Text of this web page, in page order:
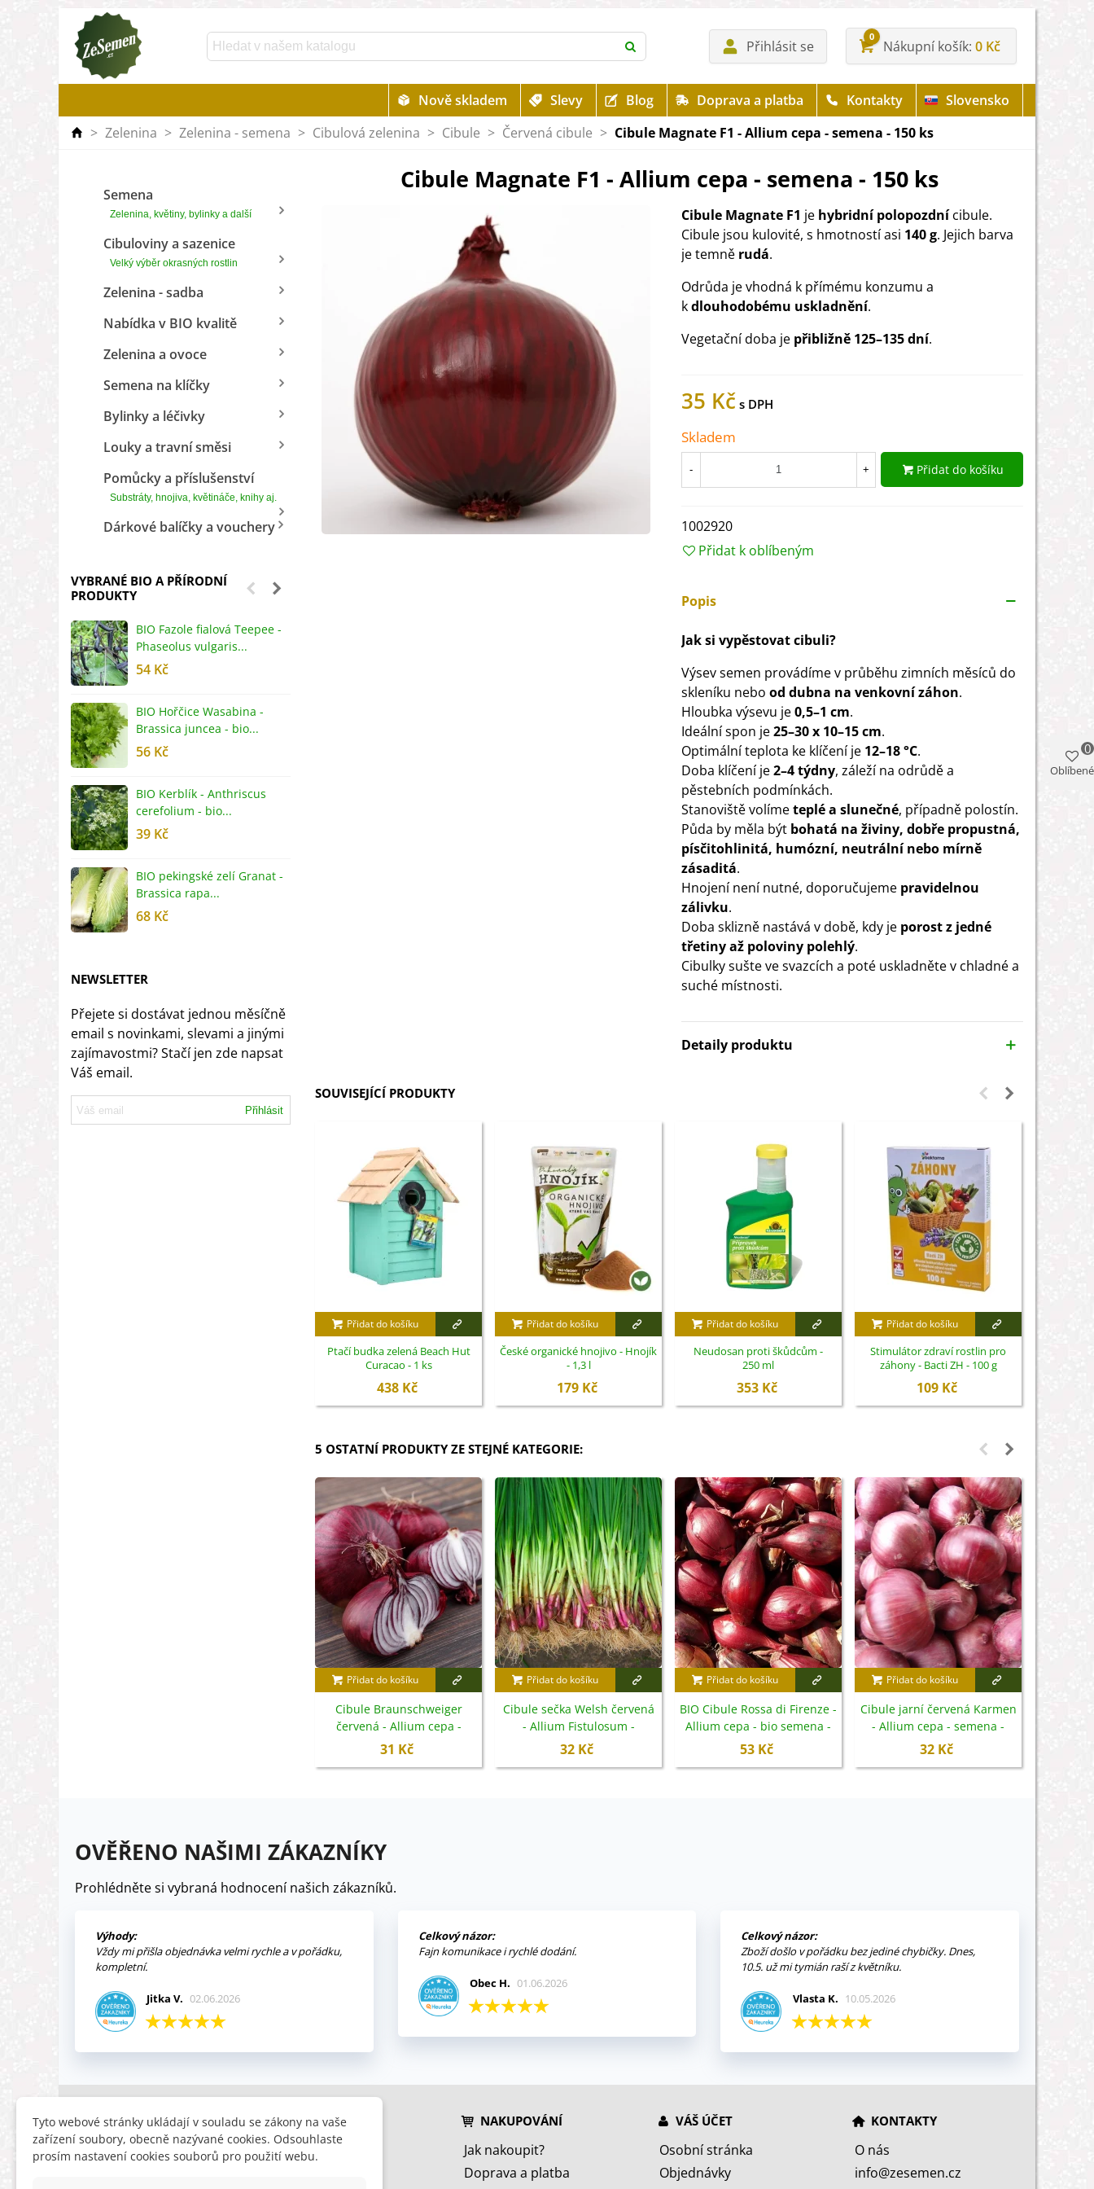
Přihlásit se
0
Nákupní košík 0 Kč
Nově skladem Slevy Blog Doprava a platba Kontakty
Slovensko
> Zelenina > Zelenina - semena > Cibulová zelenina > Cibule > Červená cibule > Cibule Magnate F1 - Allium cepa - semena - 150 ks
Semena
Zelenina, květiny, bylinky a další
Cibuloviny a sazenice
Velký výběr okrasných rostlin
Zelenina - sadba
Nabídka v BIO kvalitě
Zelenina a ovoce
Semena na klíčky
Bylinky a léčivky
Louky a travní směsi
Pomůcky a příslušenství
Substráty, hnojiva, květináče, knihy aj.
Dárkové balíčky a vouchery
VYBRANÉ BIO A PŘÍRODNÍ
PRODUKTY
BIO Fazole fialová Teepee -
Phaseolus vulgaris...
54 Kč
BIO Hořčice Wasabina -
Brassica juncea - bio...
56 Kč
BIO Kerblík - Anthriscus
cerefolium - bio...
39 Kč
BIO pekingské zelí Granat -
Brassica rapa...
68 Kč
NEWSLETTER
Přejete si dostávat jednou měsíčně
email s novinkami, slevami a jinými
zajímavostmi? Stačí jen zde napsat
Váš email.
Přihlásit
Cibule Magnate F1 - Allium cepa - semena - 150 ks
Cibule Magnate F1 je hybridní polopozdnícibule.
Cibule jsou kulovité, s hmotností asi 140 g. Jejich barva
je temně rudá.
Odrůda je vhodná k přímému konzumu a
kdlouhodobému uskladnění.
Vegetační doba je přibližně 125–135 dní.
35 Kč
Skladem
- + Přidat do košíku
1002920
Přidat k oblíbeným
Popis
Jak si vypěstovat cibuli?
Výsev semen provádíme v průběhu zimních měsíců do
skleníku nebo od dubna na venkovní záhon.
Hloubka výsevu je0,5–1 cm.
Ideální spon je25–30 x 10–15 cm.
Optimální teplota ke klíčení je 12–18 °C.
Doba klíčení je2–4 týdny, záleží na odrůdě a
pěstebních podmínkách.
Stanoviště volímeteplé a slunečné, případně polostín.
Půda by měla být bohatá na živiny, dobře propustná,
písčitohlinitá, humózní, neutrální nebo mírně
zásaditá.
Hnojení není nutné, doporučujeme pravidelnou
zálivku.
Doba sklizně nastává v době, kdy je porost z jedné
třetiny až poloviny polehlý.
Cibulky sušte ve svazcích a poté uskladněte v chladné a
suché místnosti.
Detaily produktu
SOUVISEJÍCÍ PRODUKTY
Přidat do košíku
Ptačí budka zelená Beach Hut
Curacao - 1 ks
438 Kč
Přidat do košíku
České organické hnojivo - Hnojík
- 1,3 l
179 Kč
Přidat do košíku
Neudosan proti škůdcům -
250 ml
353 Kč
Přidat do košíku
Stimulátor zdraví rostlin pro
záhony - Bacti ZH - 100 g
109 Kč
5 OSTATNÍ PRODUKTY ZE STEJNÉ KATEGORIE:
Přidat do košíku
Cibule Braunschweiger
červená - Allium cepa -
semena - 250 ks
31 Kč
Přidat do košíku
Cibule sečka Welsh červená
- Allium Fistulosum -
semena - 400 ks
32 Kč
Přidat do košíku
BIO Cibule Rossa di Firenze -
Allium cepa - bio semena -
100 ks
53 Kč
Přidat do košíku
Cibule jarní červená Karmen
- Allium cepa - semena -
200 ks
32 Kč
OVĚŘENO NAŠIMI ZÁKAZNÍKY
Prohlédněte si vybraná hodnocení našich zákazníků.
Výhody:
Vždy mi přišla objednávka velmi rychle a v pořádku,
kompletní.
Jitka V. 02.06.2026
Celkový názor:
Fajn komunikace i rychlé dodání.
Obec H. 01.06.2026
Celkový názor:
Zboží došlo v pořádku bez jediné chybičky. Dnes,
10.5. už mi tymián raší z květníku.
Vlasta K. 10.05.2026
INFORMACE
Obchodní podmínky
HLEDÁTE
Slevy
NAKUPOVÁNÍ
Jak nakoupit?
Doprava a platba
VÁŠ ÚČET
Osobní stránka
Objednávky
KONTAKTY
O nás
info@zesemen.cz
Oblíbené
0
Tyto webové stránky ukládají v souladu se zákony na vaše
zařízení soubory, obecně nazývané cookies. Odsouhlaste
prosím nastavení cookies souborů pro použití webu.